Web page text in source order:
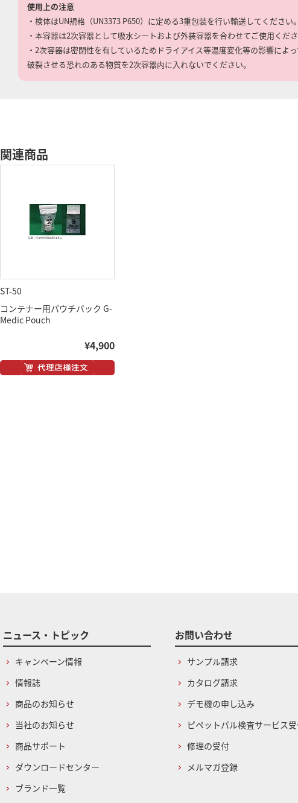
使用上の注意
・検体はUN規格（UN3373 P650）に定める3重包装を行い輸送してください。
・本容器は2次容器として吸水シートおよび外装容器を合わせてご使用くださ
・2次容器は密閉性を有しているためドライアイス等温度変化等の影響によ
破裂させる恐れのある物質を2次容器内に入れないでください。
関連商品
ST-50
コンテナー用パウチバック G-
Medic Pouch
¥4,900
ニュース・トピック
キャンペーン情報
情報誌
商品のお知らせ
当社のお知らせ
商品サポート
ダウンロードセンター
ブランド一覧
お問い合わせ
サンプル請求
カタログ請求
デモ機の申し込み
ピペットパル検査サービス
修理の受付
メルマガ登録